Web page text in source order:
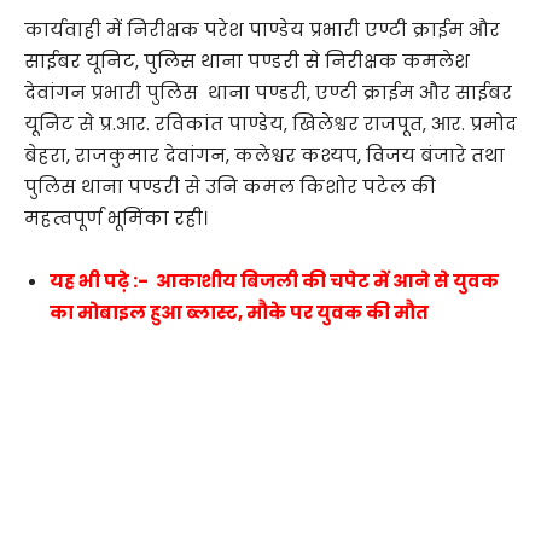
कार्यवाही में निरीक्षक परेश पाण्डेय प्रभारी एण्टी क्राईम और
साईबर यूनिट, पुलिस थाना पण्डरी से निरीक्षक कमलेश
देवांगन प्रभारी पुलिस थाना पण्डरी, एण्टी क्राईम और साईबर
यूनिट से प्र.आर. रविकांत पाण्डेय, खिलेश्वर राजपूत, आर. प्रमोद
बेहरा, राजकुमार देवांगन, कलेश्वर कश्यप, विजय बंजारे तथा
पुलिस थाना पण्डरी से उनि कमल किशोर पटेल की
महत्वपूर्ण भूमिंका रही।
यह भी पढ़े :- आकाशीय बिजली की चपेट में आने से युवक
का मोबाइल हुआ ब्लास्ट, मौके पर युवक की मौत